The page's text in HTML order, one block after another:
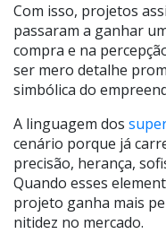
Com isso, projetos
passaram a ganhar
compra e na
ser mero detalhe
simbólica do
A linguagem dos
cenário porque já
precisão, herança,
Quando esses
projeto ganha mais
nitidez no mercado.